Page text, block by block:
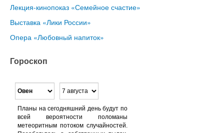
Лекция-кинопоказ «Семейное счастие»
Выставка «Лики России»
Опера «Любовный напиток»
Гороскоп
Планы на сегодняшний день будут по
всей вероятности поломаны
метеоритным потоком случайностей.